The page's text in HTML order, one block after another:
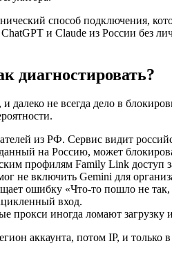
способ подключения,
и Claude из России без
диагностировать?
не всегда дело в
из РФ. Сервис видит
на Россию, может
профилям Family Link доступ
не включить Gemini для
ошибку «Что-то пошло не
вход.
прокси иногда ломают загрузку
аккаунта, потом IP, и